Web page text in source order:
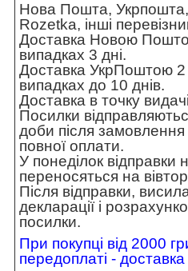
Нова Пошта, Укрпошта,
Rozetka, інші
Доставка Новою
випадках 3 дні.
Доставка УкрПоштою 2
випадках до 10 днів.
Доставка в точку
Посилки
доби після
повної оплати.
У понеділок відправки
переносяться на
Після відправки,
декларації і
посилки.
При покупці від 2000
передоплаті -